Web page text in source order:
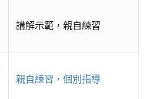
講解示範，親自練習
親自練習，個別指導